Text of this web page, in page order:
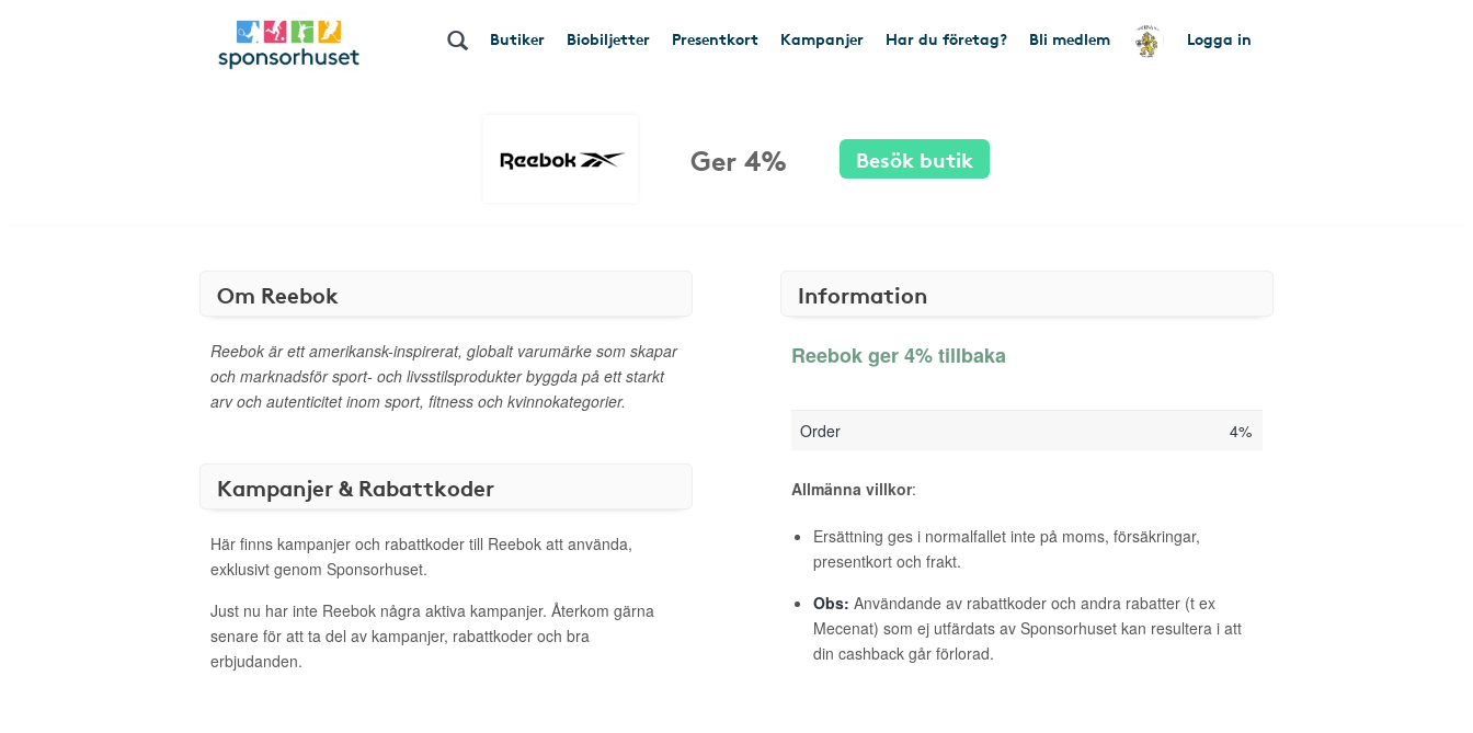
Butiker Biobiljetter Presentkort Kampanjer Har du företag? Bli medlem Logga in
Ger 4% Besök butik
Om Reebok
Reebok är ett amerikansk-inspirerat, globalt varumärke som skapar
och marknadsför sport- och livsstilsprodukter byggda på ett starkt
arv och autenticitet inom sport, fitness och kvinnokategorier.
Kampanjer & Rabattkoder
Här finns kampanjer och rabattkoder till Reebok att använda,
exklusivt genom Sponsorhuset.
Just nu har inte Reebok några aktiva kampanjer. Återkom gärna
senare för att ta del av kampanjer, rabattkoder och bra
erbjudanden.
Information
Reebok ger 4% tillbaka
Order 4%
Allmänna villkor:
Ersättning ges i normalfallet inte på moms, försäkringar,
presentkort och frakt.
Obs: Användande av rabattkoder och andra rabatter (t ex
Mecenat) som ej utfärdats av Sponsorhuset kan resultera i att
din cashback går förlorad.